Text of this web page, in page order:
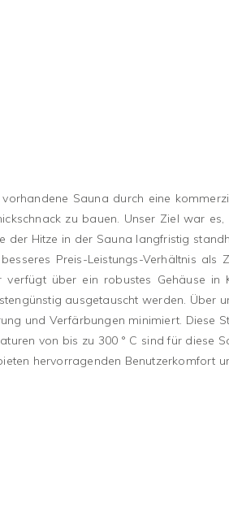
Sauna durch eine
zu bauen. Unser Ziel war
der Hitze in der Sauna langfristig
Preis-Leistungs-Verhältnis
verfügt über ein robustes Gehäuse
ausgetauscht werden.
und Verfärbungen minimiert. Diese
von bis zu 300 ° C sind für
hervorragenden Benutzerkomfort